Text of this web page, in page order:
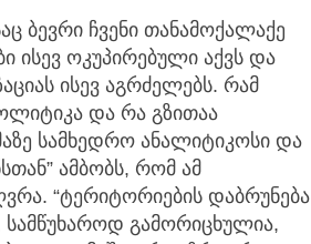
ბევრი ჩვენი თანამოქალაქე
ისევ ოკუპირებული აქვს და
ისევ აგრძელებს. რამ
და რა გზითაა
სამხედრო ანალიტიკოსი და
ამბობს, რომ ამ
“ტერიტორიების დაბრუნება
გამორიცხულია,